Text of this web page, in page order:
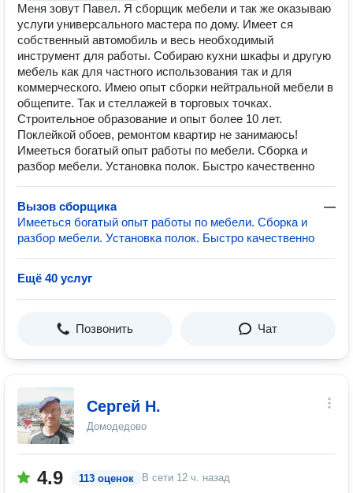
Меня зовут Павел. Я сборщик мебели и так же оказываю
услуги универсального мастера по дому. Имеет ся
собственный автомобиль и весь необходимый
инструмент для работы. Собираю кухни шкафы и другую
мебель как для частного использования так и для
коммерческого. Имею опыт сборки нейтральной мебели в
общепите. Так и стеллажей в торговых точках.
Строительное образование и опыт более 10 лет.
Поклейкой обоев, ремонтом квартир не занимаюсь!
Имееться богатый опыт работы по мебели. Сборка и
разбор мебели. Установка полок. Быстро качественно
Вызов сборщика
—
Имееться богатый опыт работы по мебели. Сборка и
разбор мебели. Установка полок. Быстро качественно
Ещё 40 услуг
Позвонить Чат
Сергей Н.
Домодедово
4.9 113 оценок В сети 12 ч. назад